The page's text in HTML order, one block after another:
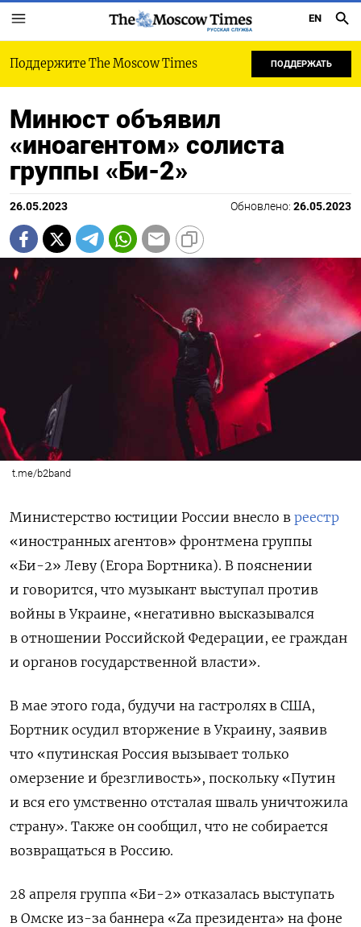
РУССКАЯ СЛУЖБА
EN
Поддержите The Moscow Times ПОДДЕРЖАТЬ
Минюст объявил
«иноагентом» солиста
группы «Би-2»
26.05.2023 Обновлено: 26.05.2023
t.me/b2band
Министерство юстиции России внесло в реестр
«иностранных агентов» фронтмена группы
«Би-2» Леву (Егора Бортника). В пояснении
и говорится, что музыкант выступал против
войны в Украине, «негативно высказывался
в отношении Российской Федерации, ее граждан
и органов государственной власти».
В мае этого года, будучи на гастролях в США,
Бортник осудил вторжение в Украину, заявив
что «путинская Россия вызывает только
омерзение и брезгливость», поскольку «Путин
и вся его умственно отсталая шваль уничтожила
страну». Также он сообщил, что не собирается
возвращаться в Россию.
28 апреля группа «Би-2» отказалась выступать
в Омске из-за баннера «Zа президента» на фоне